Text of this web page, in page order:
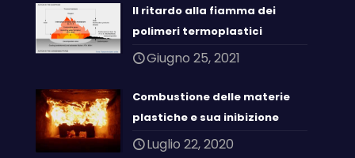
Il ritardo alla fiamma dei
polimeri termoplastici
Giugno 25, 2021
Combustione delle materie
plastiche e sua inibizione
Luglio 22, 2020